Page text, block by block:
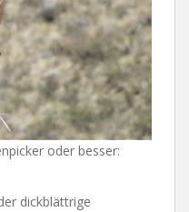
oder besser:
dickblättrige